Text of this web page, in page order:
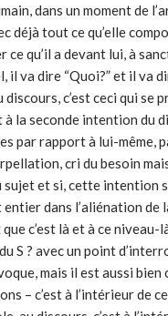
dans un moment de
déjà tout ce qu’elle
ce qu’il a devant lui, à
il va dire “Quoi?” et il va
c’est ceci qui
la seconde intention du
par rapport à lui-même,
cri du besoin
sujet et si, cette intention
dans l’aliénation de
c’est là et à ce
S ? avec un point
mais il est aussi
– c’est à l’intérieur